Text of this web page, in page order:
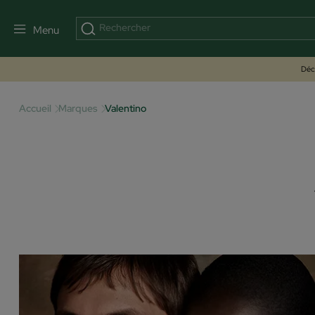
Menu
Accueil Marques Valentino